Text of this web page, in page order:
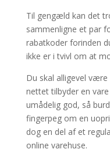
Til gengæld kan det
sammenligne et par
rabatkoder forinden
ikke er i tvivl om at
Du skal alligevel
nettet tilbyder en
umådelig god, så
fingerpeg om en
dog en del af et
online varehuse.